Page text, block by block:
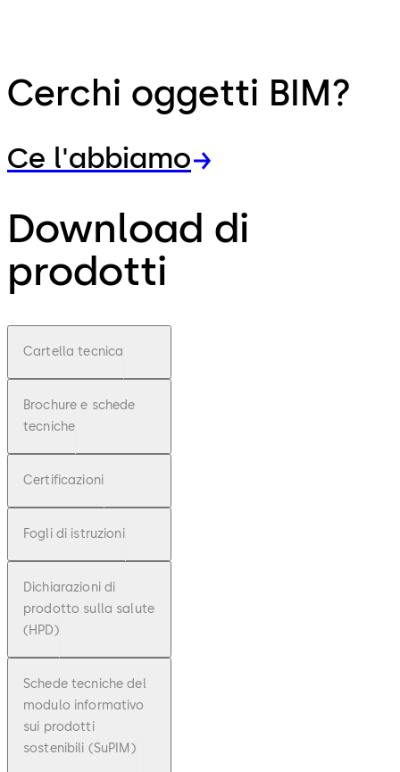
Cerchi oggetti BIM?
Ce l'abbiamo
Download di
prodotti
Cartella tecnica
Brochure e schede
tecniche
Certificazioni
Fogli di istruzioni
Dichiarazioni di
prodotto sulla salute
(HPD)
Schede tecniche del
modulo informativo
sui prodotti
sostenibili (SuPIM)